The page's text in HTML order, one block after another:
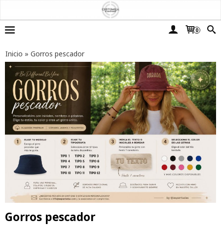
0
Inicio » Gorros pescador
Gorros pescador